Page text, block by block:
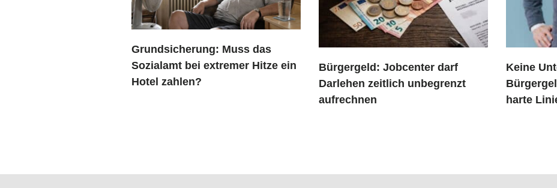
Grundsicherung: Muss das
Sozialamt bei extremer Hitze ein
Hotel zahlen?
Bürgergeld: Jobcenter darf
Darlehen zeitlich unbegrenzt
aufrechnen
Keine
harte